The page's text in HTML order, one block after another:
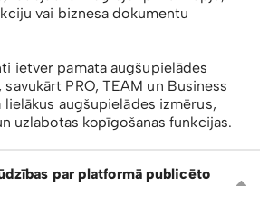
vai biznesa dokumentu
ietver pamata augšupielādes
PRO, TEAM un Business
lielākus augšupielādes izmērus,
uzlabotas kopīgošanas funkcijas.
par platformā publicēto